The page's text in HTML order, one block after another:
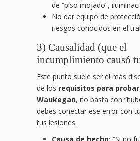
de “piso mojado”,
No dar equipo de
riesgos conocidos en el
3) Causalidad (que el
incumplimiento causó
Este punto suele ser el más
de los requisitos para
Waukegan, no basta con
debes conectar ese error con
tus lesiones.